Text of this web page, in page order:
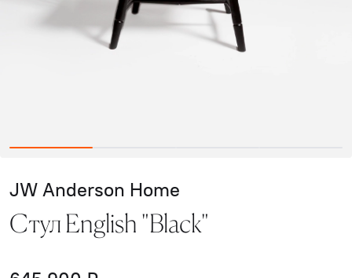
JW Anderson Home
Стул English "Black"